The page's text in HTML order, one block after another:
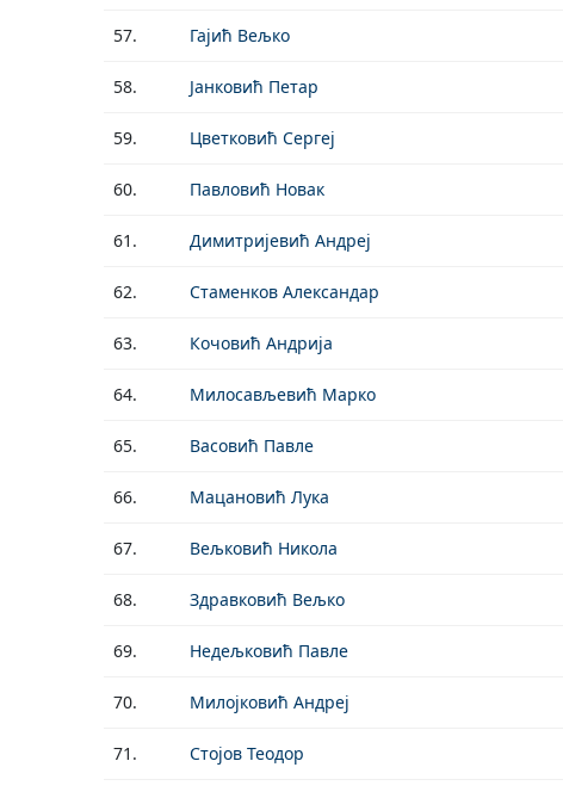
57. Гајић Вељко
58. Јанковић Петар
59. Цветковић Сергеј
60. Павловић Новак
61. Димитријевић Андреј
62. Стаменков Александар
63. Кочовић Андрија
64. Милосављевић Марко
65. Васовић Павле
66. Мацановић Лука
67. Вељковић Никола
68. Здравковић Вељко
69. Недељковић Павле
70. Милојковић Андреј
71. Стојов Теодор